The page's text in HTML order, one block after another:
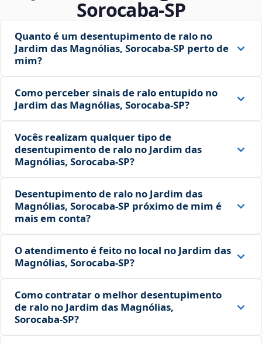
Sorocaba‑SP
Quanto é um desentupimento de ralo no
Jardim das Magnólias, Sorocaba‑SP perto de
mim?
Como perceber sinais de ralo entupido no
Jardim das Magnólias, Sorocaba‑SP?
Vocês realizam qualquer tipo de
desentupimento de ralo no Jardim das
Magnólias, Sorocaba‑SP?
Desentupimento de ralo no Jardim das
Magnólias, Sorocaba‑SP próximo de mim é
mais em conta?
O atendimento é feito no local no Jardim das
Magnólias, Sorocaba‑SP?
Como contratar o melhor desentupimento
de ralo no Jardim das Magnólias,
Sorocaba‑SP?